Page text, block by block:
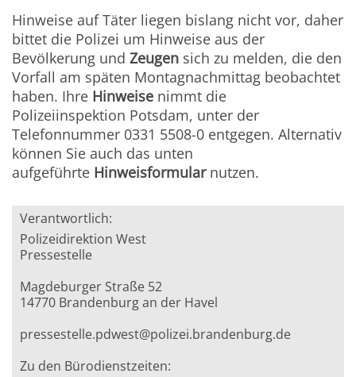
Hinweise auf Täter liegen bislang nicht vor, daher
bittet die Polizei um Hinweise aus der
Bevölkerung undZeugen sich zu melden, die den
Vorfall am späten Montagnachmittag beobachtet
haben. Ihre Hinweise nimmt die
Polizeiinspektion Potsdam, unter der
Telefonnummer 0331 5508-0 entgegen. Alternativ
können Sie auch das unten
aufgeführte Hinweisformularnutzen.
Verantwortlich:
Polizeidirektion West
Pressestelle
Magdeburger Straße 52
14770 Brandenburg an der Havel
pressestelle.pdwest@polizei.brandenburg.de
Zu den Bürodienstzeiten: